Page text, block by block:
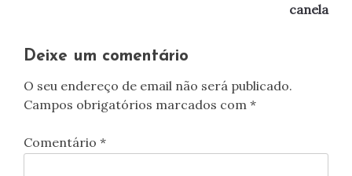
canela
Deixe um comentário
O seu endereço de email não será publicado.
Campos obrigatórios marcados com *
Comentário *